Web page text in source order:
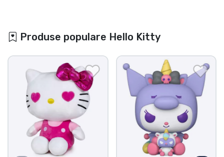
Produse populare Hello Kitty